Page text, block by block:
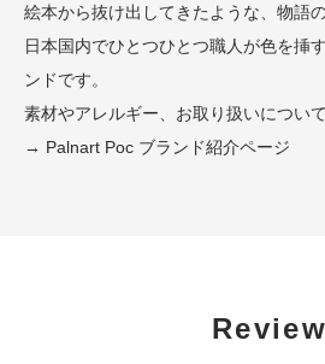
絵本から抜け出してきたような、物語
日本国内でひとつひとつ職人が色を挿
ンドです。
素材やアレルギー、お取り扱いについ
→ Palnart Poc ブランド紹介ページ
Review